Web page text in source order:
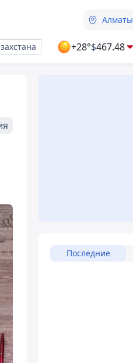
Алматы
+28°$467.48
Последние